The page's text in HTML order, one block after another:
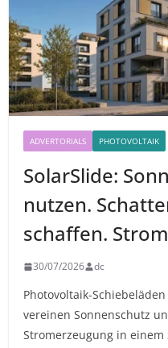
ADVERTORIALS PHOTOVOLTAIK
SolarSlide:
nutzen.
schaffen.
30/07/2026 dc
Photovoltaik-
vereinen Sonnenschutz
Stromerzeugung in einem